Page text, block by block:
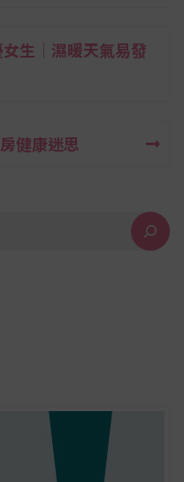
生｜濕暖天氣易發
健康迷思